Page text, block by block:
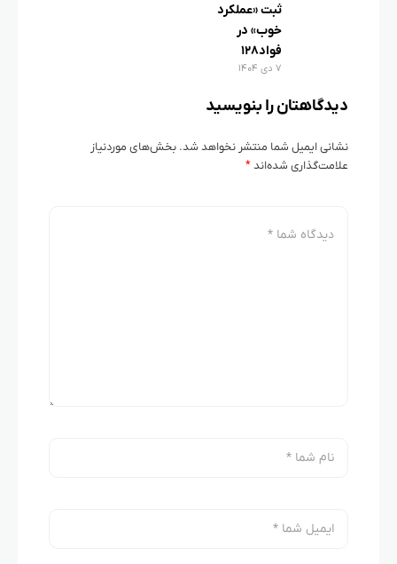
ثبت «عملکرد
خوب» در
فواد۱۲۸
۷ دی ۱۴۰۴
دیدگاهتان را بنویسید
نشانی ایمیل شما منتشر نخواهد شد. بخش‌های موردنیاز
علامت‌گذاری شده‌اند*